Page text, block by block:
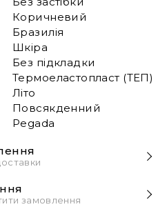
Коричневий
Бразилія
Шкіра
Без підкладки
Термоеластопласт (ТЕП)
Літо
Повсякденний
Pegada
замовлення